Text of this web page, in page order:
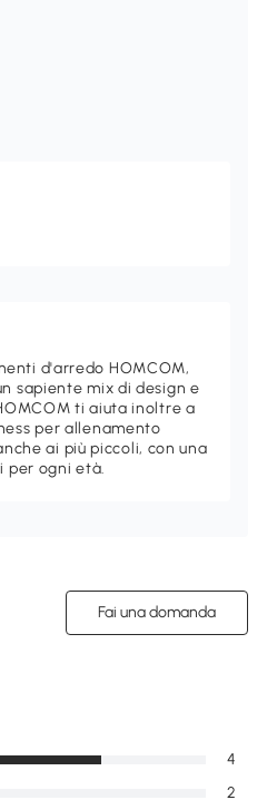
d'arredo HOMCOM,
sapiente mix di design e
ti aiuta inoltre a
per allenamento
ai più piccoli, con una
per ogni età.
Fai una domanda
2
4